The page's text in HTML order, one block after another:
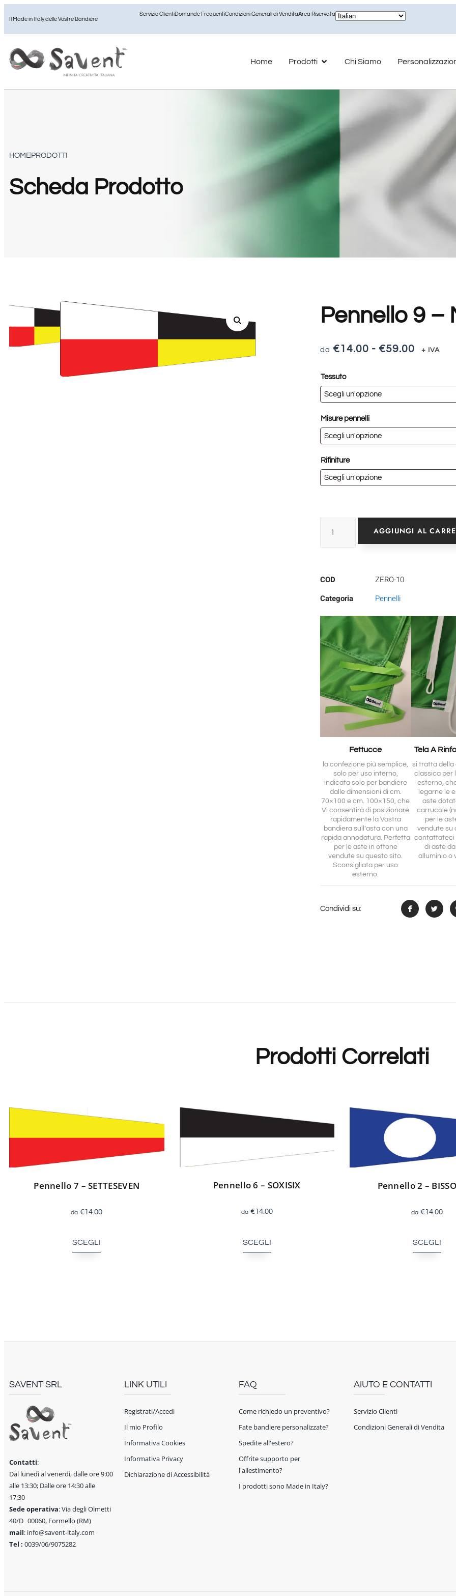
Il Made in Italy delle Vostre Bandiere
Servizio ClientiDomande FrequentiCondizioni Generali di VenditaArea Riservata
Home Prodotti Chi Siamo
HOME PRODOTTI
Scheda Prodotto
Pennello 9 –
€14.00 - €59.00 + IVA
Tessuto
Misure pennelli
Rifiniture
AGGIUNGI AL
COD
ZERO-10
Categoria
Pennelli
Fettucce
la confezione più semplice,
solo per uso interno,
indicata solo per bandiere
dalle dimensioni di cm.
70×100 e cm. 100×150, che
Vi consentirà di posizionare
rapidamente la Vostra
bandiera sull’asta con una
rapida annodatura. Perfetta
per le aste in ottone
vendute su questo sito.
Sconsigliata per uso
esterno.
Tela A
si tratta della
classica per
esterno,
legarne le
aste
carrucole
per le
vendute su
contattateci
di aste
alluminio o
Condividi su:
Prodotti Correlati
Pennello 7 – SETTESEVEN
€14.00
SCEGLI
Pennello 6 – SOXISIX
€14.00
SCEGLI
Pennello 2 –
€14.00
SCEGLI
SAVENT SRL
Contatti:
Dal lunedì al venerdì, dalle ore 9:00
alle 13:30; Dalle ore 14:30 alle
17:30
Sede operativa: Via degli Olmetti
40/D 00060, Formello (RM)
mail: info@savent-italy.com
Tel : 0039/06/9075282
LINK UTILI
Registrati/Accedi
Il mio Profilo
Informativa Cookies
Informativa Privacy
Dichiarazione di Accessibilità
FAQ
Come richiedo un preventivo?
Fate bandiere personalizzate?
Spedite all'estero?
Offrite supporto per
l'allestimento?
I prodotti sono Made in Italy?
AIUTO E CONTATTI
Servizio Clienti
Condizioni Generali di Vendita